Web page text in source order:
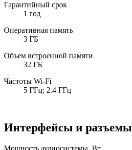
Гарантийный срок
1 год
Оперативная память
3 ГБ
Объем встроенной памяти
32 ГБ
Частоты Wi-Fi
5 ГГц; 2.4 ГГц
Интерфейсы и разъемы